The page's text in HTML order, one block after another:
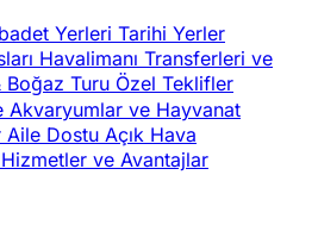
Yerleri Tarihi Yerler
Havalimanı Transferleri ve
Boğaz Turu Özel Teklifler
Akvaryumlar ve Hayvanat
Aile Dostu Açık Hava
Hizmetler ve Avantajlar